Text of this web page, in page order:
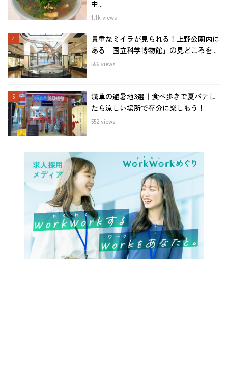
中...
1.1k views
貴重なミイラが見られる！上野公園内に
ある「国立科学博物館」の見どころを...
556 views
浅草の避暑地3選｜食べ歩きで夏バテし
たら涼しい場所で存分に楽しもう！
552 views